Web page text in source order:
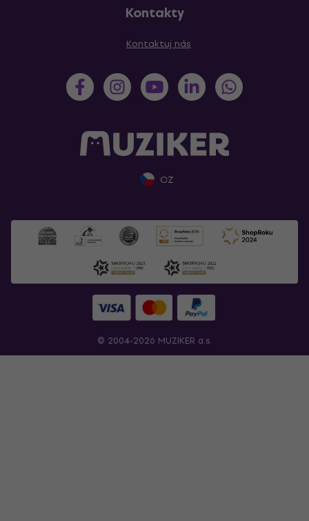
Kontakty
Kontaktuj nás
CZ
© 2004-2026 MUZIKER a.s.